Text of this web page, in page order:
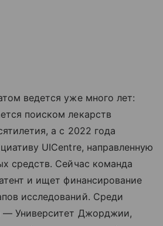
ведется уже много лет:
поиском лекарств
а с 2022 года
UICentre, направленную
средств. Сейчас команда
и ищет финансирование
исследований. Среди
— Университет Джорджии,